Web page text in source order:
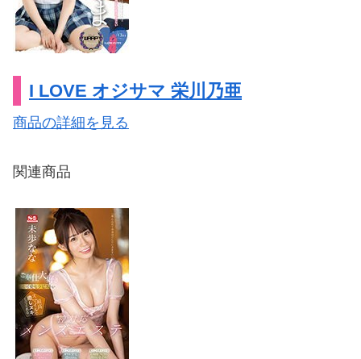
I LOVE オジサマ 栄川乃亜
商品の詳細を見る
関連商品